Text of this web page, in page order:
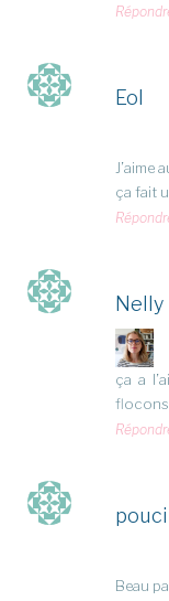
Eol
J’aime
ça fait
Nelly
ça a
flocons
Beau